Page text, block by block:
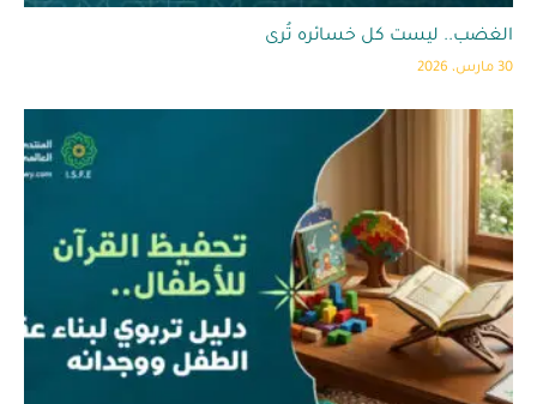
الغضب.. ليست كل خسائره تُرى
30 مارس، 2026